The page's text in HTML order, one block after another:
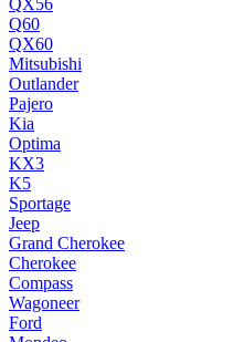
QX56
Q60
QX60
Mitsubishi
Outlander
Pajero
Kia
Optima
KX3
K5
Sportage
Jeep
Grand Cherokee
Cherokee
Compass
Wagoneer
Ford